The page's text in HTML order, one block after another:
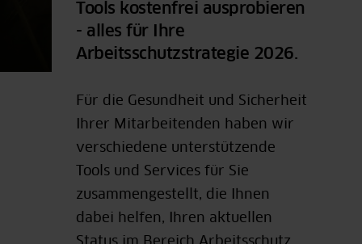
Tools kostenfrei ausprobieren
- alles für Ihre
Arbeitsschutzstrategie 2026.
Für die Gesundheit und Sicherheit
Ihrer Mitarbeitenden haben wir
verschiedene unterstützende
Tools und Services für Sie
zusammengestellt, die Ihnen
dabei helfen, Ihren aktuellen